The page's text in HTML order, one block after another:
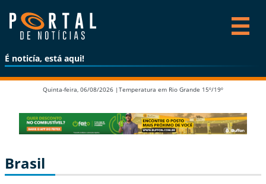
É noticía, está aqui!
Quinta-feira, 06/08/2026 | Temperatura em Rio Grande 15º/19º
Brasil